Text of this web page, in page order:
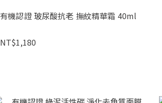
有機認證 玻尿酸抗老 撫紋精華霜 40ml
NT$1,180